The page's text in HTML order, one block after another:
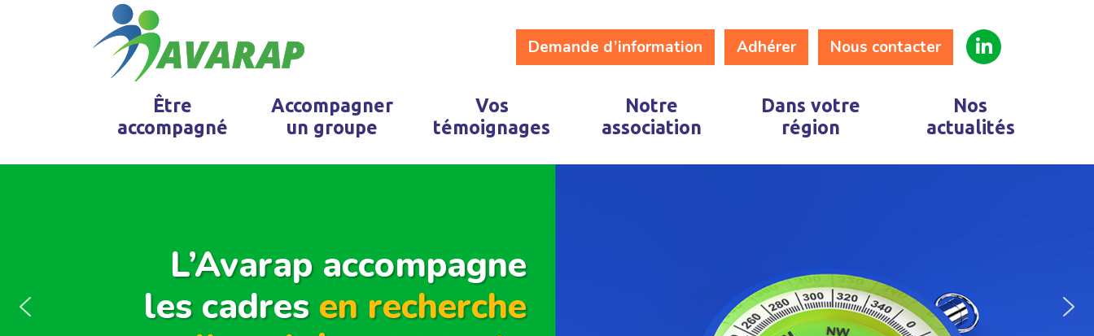
Demande d’information Adhérer Nous contacter
Être
accompagné
Accompagner
un groupe
Vos
témoignages
Notre
association
Dans votre
région
Nos
actualités
L’Avarap accompagne
les cadres en recherche